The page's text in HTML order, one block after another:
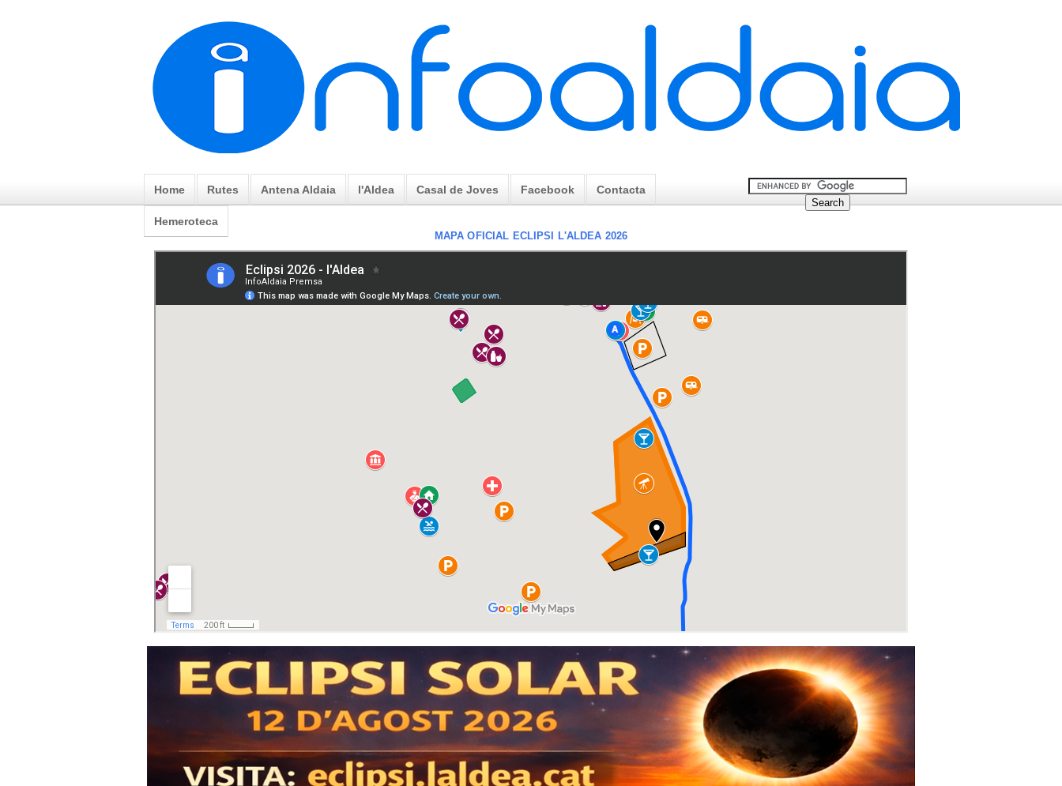
Home Rutes Antena Aldaia l'Aldea Casal de Joves Facebook Contacta
Hemeroteca
MAPA OFICIAL ECLIPSI L'ALDEA 2026